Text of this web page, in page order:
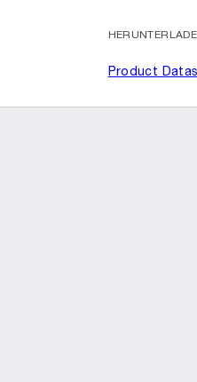
Product